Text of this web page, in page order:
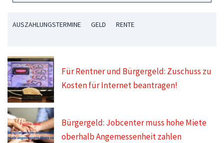
AUSZAHLUNGSTERMINE GELD RENTE
Für Rentner und Bürgergeld: Zuschuss zu
Kosten für Internet beantragen!
Bürgergeld: Jobcenter muss hohe Miete
oberhalb Angemessenheit zahlen